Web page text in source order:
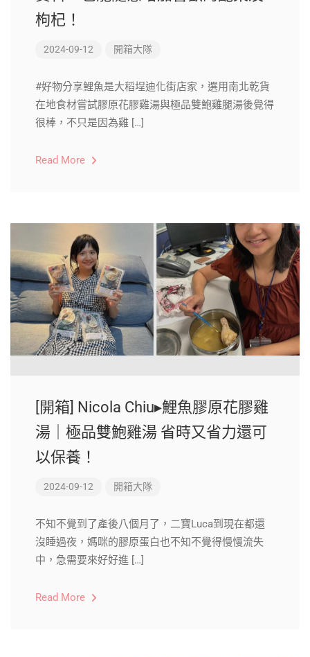
枸杞！
2024-09-12 開箱大隊
#好物分享鯉魚是大稻埕迪化街店家，選用南北乾貨
在地食材嘗試膠原花膠雞湯與極品雙鮑雞腿湯後覺得
很棒，不只是因為雞 […]
Read More
[開箱] Nicola Chiu▸鯉魚膠原花膠雞
湯｜極品雙鮑雞湯 省時又省力還可
以保養！
2024-09-12 開箱大隊
不知不覺到了產後八個月了，二寶Luca到現在都還
沒睡過夜，媽咪的膠原蛋白也不知不覺得慢慢流失
中，急需要來好好進 […]
Read More